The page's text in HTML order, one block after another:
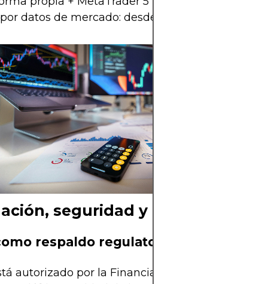
datos de mercado: desde $2.50 mensual
seguridad y tipo de
respaldo regulatorio
autorizado por la Financial Sector Conduct